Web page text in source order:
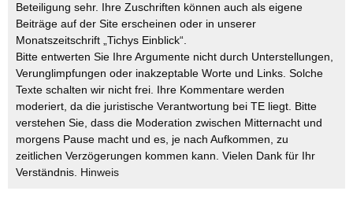
Beteiligung sehr. Ihre Zuschriften können auch als eigene
Beiträge auf der Site erscheinen oder in unserer
Monatszeitschrift „Tichys Einblick“.
Bitte entwerten Sie Ihre Argumente nicht durch Unterstellungen,
Verunglimpfungen oder inakzeptable Worte und Links. Solche
Texte schalten wir nicht frei. Ihre Kommentare werden
moderiert, da die juristische Verantwortung bei TE liegt. Bitte
verstehen Sie, dass die Moderation zwischen Mitternacht und
morgens Pause macht und es, je nach Aufkommen, zu
zeitlichen Verzögerungen kommen kann. Vielen Dank für Ihr
Verständnis. Hinweis